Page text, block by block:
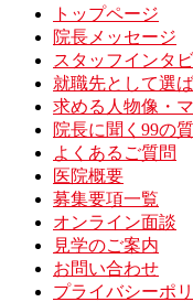
トップページ
院長メッセージ
スタッフインタ
就職先として選
求める人物像・
院長に聞く99の
よくあるご質問
医院概要
募集要項一覧
オンライン面談
見学のご案内
お問い合わせ
プライバシーポ